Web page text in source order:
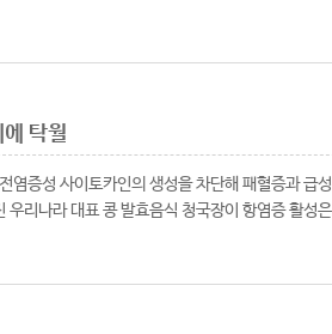
탁월
증성 사이토카인의 생성을 차단해 패혈증과 급
리나라 대표 콩 발효음식 청국장이 항염증 활성